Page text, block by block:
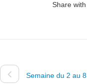
Share
Semaine du 2 au